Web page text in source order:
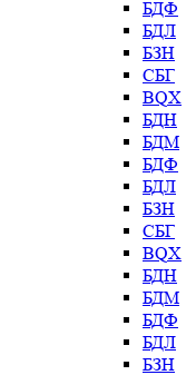
БДФ
БДЛ
БЗН
СБГ
BQX
БДН
БДМ
БДФ
БДЛ
БЗН
СБГ
BQX
БДН
БДМ
БДФ
БДЛ
БЗН